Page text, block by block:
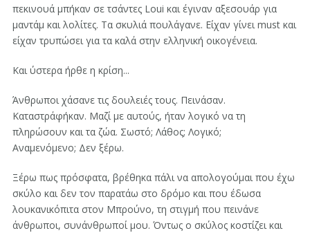
πεκινουά μπήκαν σε τσάντες Loui και έγιναν αξεσουάρ για
μαντάμ και λολίτες. Τα σκυλιά πουλάγανε. Είχαν γίνει must και
είχαν τρυπώσει για τα καλά στην ελληνική οικογένεια.
Και ύστερα ήρθε η κρίση...
Άνθρωποι χάσανε τις δουλειές τους. Πεινάσαν.
Καταστράφήκαν. Μαζί με αυτούς, ήταν λογικό να τη
πληρώσουν και τα ζώα. Σωστό; Λάθος; Λογικό;
Αναμενόμενο; Δεν ξέρω.
Ξέρω πως πρόσφατα, βρέθηκα πάλι να απολογούμαι που έχω
σκύλο και δεν τον παρατάω στο δρόμο και που έδωσα
λουκανικόπιτα στον Μπρούνο, τη στιγμή που πεινάνε
άνθρωποι, συνάνθρωποί μου. Όντως ο σκύλος κοστίζει και